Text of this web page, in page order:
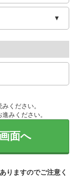
▼
ください。
みください。
面へ
りますのでご注意く